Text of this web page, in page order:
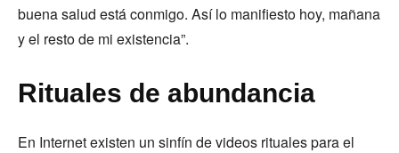
buena salud está conmigo. Así lo manifiesto hoy, mañana
y el resto de mi existencia”.
Rituales de abundancia
En Internet existen un sinfín de videos rituales para el